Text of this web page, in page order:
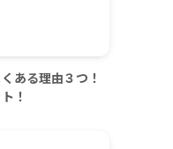
ある理由３つ！
！